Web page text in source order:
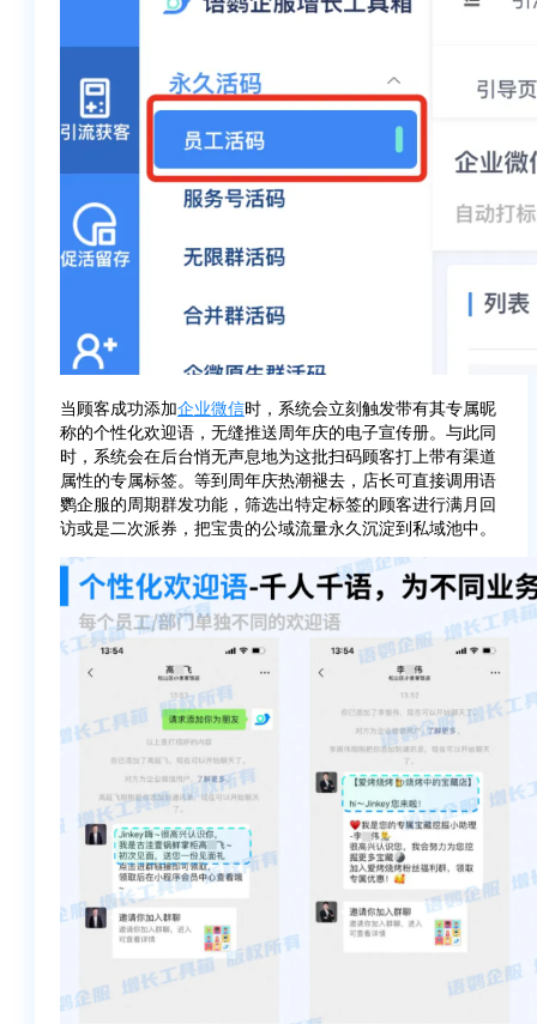
当顾客成功添加企业微信时，系统会立刻触发带有其专属昵
称的个性化欢迎语，无缝推送周年庆的电子宣传册。与此同
时，系统会在后台悄无声息地为这批扫码顾客打上带有渠道
属性的专属标签。等到周年庆热潮褪去，店长可直接调用语
鹦企服的周期群发功能，筛选出特定标签的顾客进行满月回
访或是二次派券，把宝贵的公域流量永久沉淀到私域池中。